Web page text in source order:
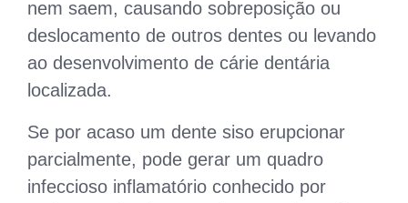
nem saem, causando sobreposição ou
deslocamento de outros dentes ou levando
ao desenvolvimento de cárie dentária
localizada.
Se por acaso um dente siso erupcionar
parcialmente, pode gerar um quadro
infeccioso inflamatório conhecido por